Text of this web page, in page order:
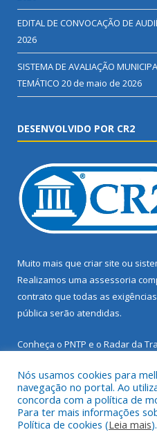
EDITAL DE CONVOCAÇÃO DE
2026
SISTEMA DE AVALIAÇÃO
TEMÁTICO 20 de maio de 2026
DESENVOLVIDO POR CR2
Muito mais que criar site ou
Realizamos uma assessoria
contrato que todas as
pública serão atendidas.
Conheça o PNTP e o Radar da
Todos os direitos reservados a
Nós usamos cookies para
navegação no portal. Ao
concorda com a política de
Para ter mais informações
Política de cookies (Leia mais